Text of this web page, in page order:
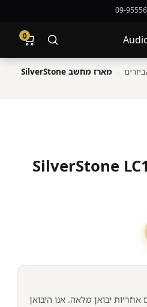
09-
0
מארז מחשב SilverStone
יבואן מלאה. אנו היבואן